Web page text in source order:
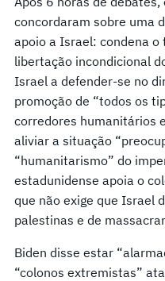
concordaram sobre uma
apoio a Israel: condena
libertação incondicional
Israel a defender-se no
promoção de “todos os
corredores humanitários
aliviar a situação
“humanitarismo” do
estadunidense apoia o
que não exige que Israel
palestinas e de
Biden disse estar
“colonos extremistas”